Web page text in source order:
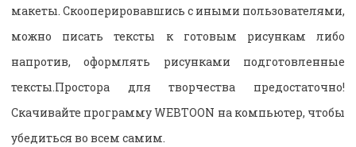
макеты. Скооперировавшись с иными пользователями,
можно писать тексты к готовым рисункам либо
напротив, оформлять рисунками подготовленные
тексты.Простора для творчества предостаточно!
Скачивайте программу WEBTOON на компьютер, чтобы
убедиться во всем самим.